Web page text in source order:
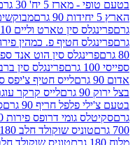
5 יח' 30 גרם
גומי עיניים 5 יחידות 90 גרם
טארט וליים 110 גרם
פ. כמהין פירה 80 גרם
סין הוט אנד ספייסי 110 גרם
פרינגלס סין ברביקיו סטייק 110 גרם
לייס חטיף צ'יפס סטייק פלפל שחור
לייס קרקר עוגת ירקות 90 גרם
חריף 90 גרם
דרופס פירות 50 גרם
שוקולד חלב 180 גרם
טוניס
טוניס שוקולד חלב עם אגוזי לוז 180